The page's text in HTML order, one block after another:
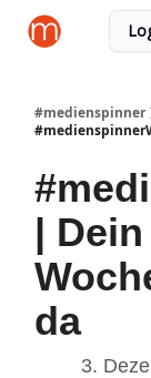
#medienspinner
|
da
3.